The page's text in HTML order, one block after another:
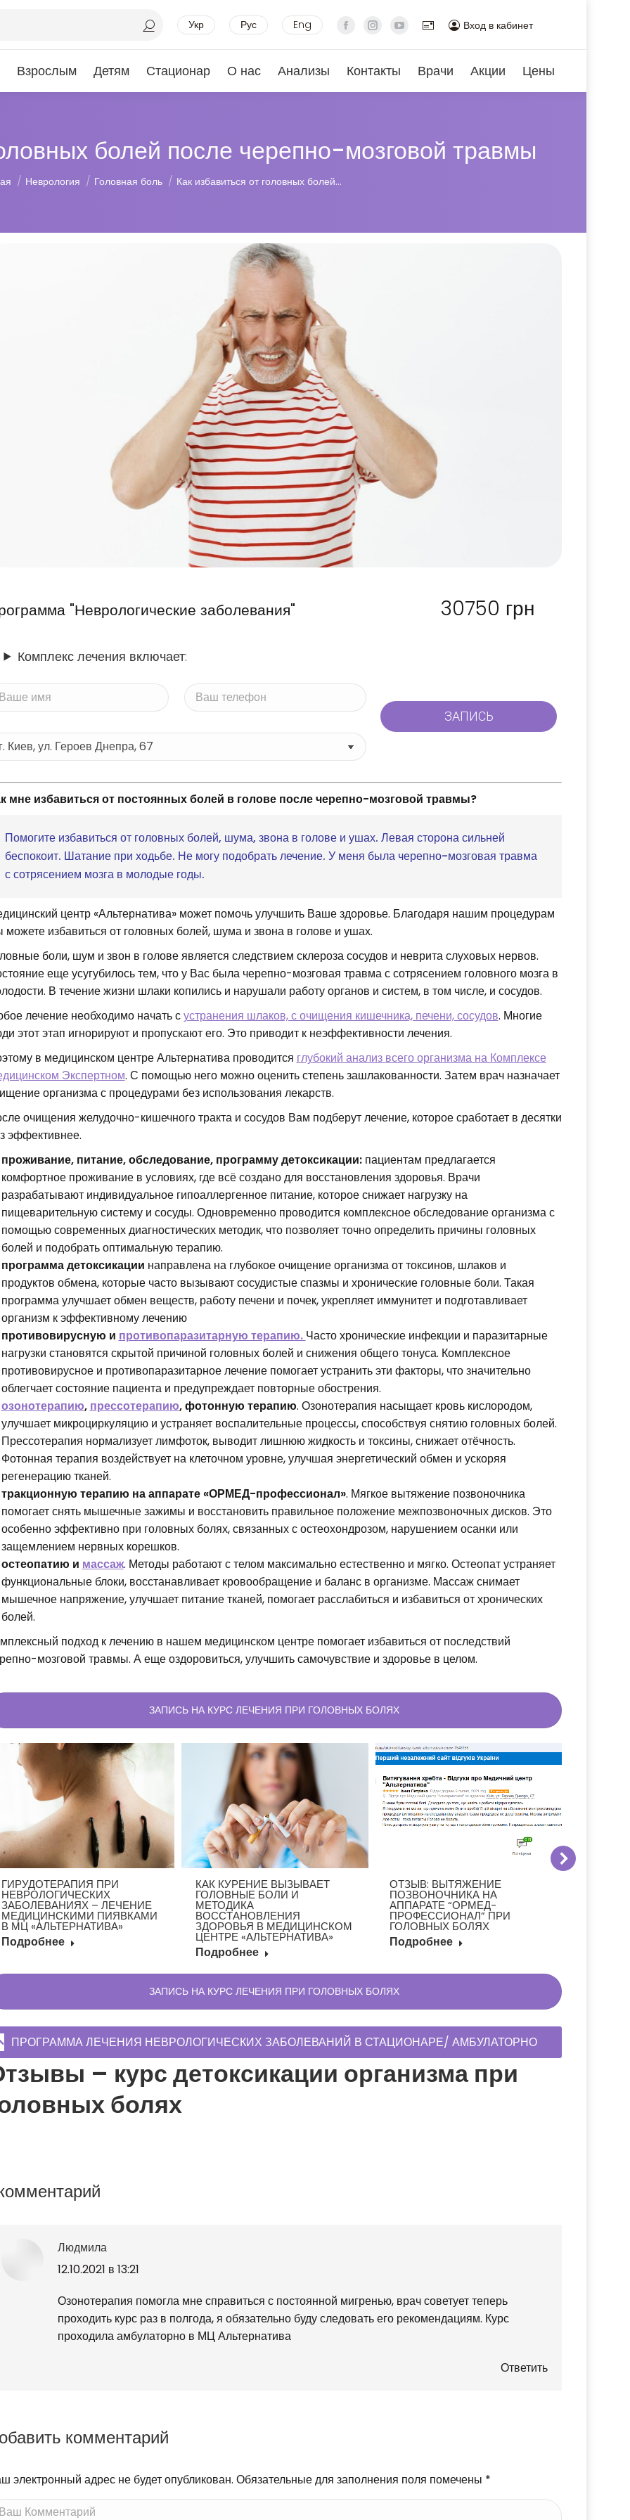
Укр Рус Eng Вход в кабинет
Взрослым Детям Стационар О нас Анализы Контакты Врачи Акции Цены
болей после черепно-мозговой травмы
Неврология Головная боль Как избавиться от головных болей…
"Неврологические заболевания" 30750 грн
Комплекс лечения включает:
мне избавиться от постоянных болей в голове после черепно-мозговой травмы?
Помогите избавиться от головных болей, шума, звона в голове и ушах. Левая сторона сильней
беспокоит. Шатание при ходьбе. Не могу подобрать лечение. У меня была черепно-мозговая травма
с сотрясением мозга в молодые годы.
центр «Альтернатива» может помочь улучшить Ваше здоровье. Благодаря нашим процедурам
можете избавиться от головных болей, шума и звона в голове и ушах.
боли, шум и звон в голове является следствием склероза сосудов и неврита слуховых нервов.
еще усугубилось тем, что у Вас была черепно-мозговая травма с сотрясением головного мозга в
В течение жизни шлаки копились и нарушали работу органов и систем, в том числе, и сосудов.
лечение необходимо начать сустранения шлаков, с очищения кишечника, печени, сосудов. Многие
этот этап игнорируют и пропускают его. Это приводит к неэффективности лечения.
в медицинском центре Альтернатива проводится глубокий анализ всего организма на Комплексе
Экспертном. С помощью него можно оценить степень зашлакованности. Затем врач назначает
организма с процедурами без использования лекарств.
очищения желудочно-кишечного тракта и сосудов Вам подберут лечение, которое сработает в десятки
эффективнее.
проживание, питание, обследование, программу детоксикации:пациентам предлагается
комфортное проживание в условиях, где всё создано для восстановления здоровья. Врачи
разрабатывают индивидуальное гипоаллергенное питание, которое снижает нагрузку на
пищеварительную систему и сосуды. Одновременно проводится комплексное обследование организма с
помощью современных диагностических методик, что позволяет точно определить причины головных
болей и подобрать оптимальную терапию.
программа детоксикации направлена на глубокое очищение организма от токсинов, шлаков и
продуктов обмена, которые часто вызывают сосудистые спазмы и хронические головные боли. Такая
программа улучшает обмен веществ, работу печени и почек, укрепляет иммунитет и подготавливает
организм к эффективному лечению
противовирусную и противопаразитарную терапию. Часто хронические инфекции и паразитарные
нагрузки становятся скрытой причиной головных болей и снижения общего тонуса. Комплексное
противовирусное и противопаразитарное лечение помогает устранить эти факторы, что значительно
облегчает состояние пациента и предупреждает повторные обострения.
озонотерапию, прессотерапию, фотонную терапию. Озонотерапия насыщает кровь кислородом,
улучшает микроциркуляцию и устраняет воспалительные процессы, способствуя снятию головных болей.
Прессотерапия нормализует лимфоток, выводит лишнюю жидкость и токсины, снижает отёчность.
Фотонная терапия воздействует на клеточном уровне, улучшая энергетический обмен и ускоряя
регенерацию тканей.
тракционную терапию на аппарате «ОРМЕД-профессионал». Мягкое вытяжение позвоночника
помогает снять мышечные зажимы и восстановить правильное положение межпозвоночных дисков. Это
особенно эффективно при головных болях, связанных с остеохондрозом, нарушением осанки или
защемлением нервных корешков.
остеопатию и массаж. Методы работают с телом максимально естественно и мягко. Остеопат устраняет
функциональные блоки, восстанавливает кровообращение и баланс в организме. Массаж снимает
мышечное напряжение, улучшает питание тканей, помогает расслабиться и избавиться от хронических
болей.
подход к лечению в нашем медицинском центре помогает избавиться от последствий
мозговой травмы. А еще оздоровиться, улучшить самочувствие и здоровье в целом.
ЗАПИСЬ НА КУРС ЛЕЧЕНИЯ ПРИ ГОЛОВНЫХ БОЛЯХ
ГИРУДОТЕРАПИЯ ПРИ
НЕВРОЛОГИЧЕСКИХ
ЗАБОЛЕВАНИЯХ – ЛЕЧЕНИЕ
МЕДИЦИНСКИМИ ПИЯВКАМИ
В МЦ «АЛЬТЕРНАТИВА»
Подробнее
КАК КУРЕНИЕ ВЫЗЫВАЕТ
ГОЛОВНЫЕ БОЛИ И
МЕТОДИКА
ВОССТАНОВЛЕНИЯ
ЗДОРОВЬЯ В МЕДИЦИНСКОМ
ЦЕНТРЕ «АЛЬТЕРНАТИВА»
Подробнее
ОТЗЫВ: ВЫТЯЖЕНИЕ
ПОЗВОНОЧНИКА НА
АППАРАТЕ “ОРМЕД-
ПРОФЕССИОНАЛ” ПРИ
ГОЛОВНЫХ БОЛЯХ
Подробнее
ЗАПИСЬ НА КУРС ЛЕЧЕНИЯ ПРИ ГОЛОВНЫХ БОЛЯХ
ПРОГРАММА ЛЕЧЕНИЯ НЕВРОЛОГИЧЕСКИХ ЗАБОЛЕВАНИЙ В СТАЦИОНАРЕ/ АМБУЛАТОРНО
– курс детоксикации организма при
болях
Людмила
говорит:
12.10.2021 в 13:21
Озонотерапия помогла мне справиться с постоянной мигренью, врач советует теперь
проходить курс раз в полгода, я обязательно буду следовать его рекомендациям. Курс
проходила амбулаторно в МЦ Альтернатива
Ответить
комментарий
электронный адрес не будет опубликован. Обязательные для заполнения поля помечены *
Комментарий